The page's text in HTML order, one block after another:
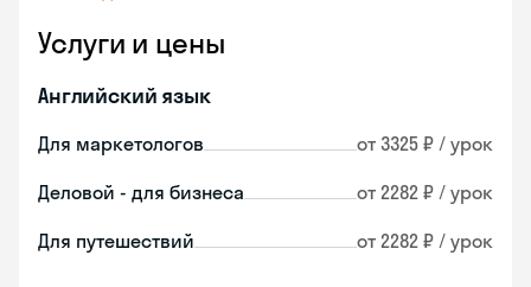
Услуги и цены
Английский язык
Для маркетологов от 3325 ₽ / урок
Деловой - для бизнеса от 2282 ₽ / урок
Для путешествий от 2282 ₽ / урок